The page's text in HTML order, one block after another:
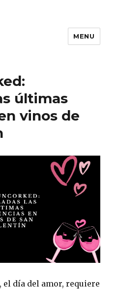
MENU
últimas
vinos de
el día del amor, requiere